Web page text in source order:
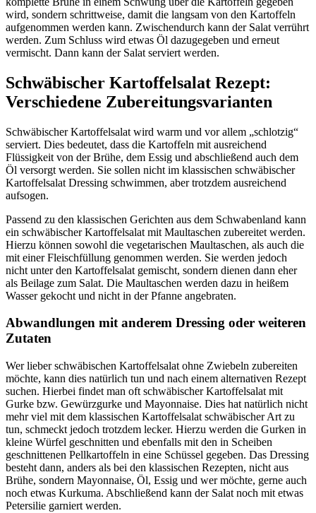
wird, sondern schrittweise, damit die langsam von den Kartoffeln
aufgenommen werden kann. Zwischendurch kann der Salat verrührt
werden. Zum Schluss wird etwas Öl dazugegeben und erneut
vermischt. Dann kann der Salat serviert werden.
Schwäbischer Kartoffelsalat Rezept:
Verschiedene Zubereitungsvarianten
Schwäbischer Kartoffelsalat wird warm und vor allem „schlotzig“
serviert. Dies bedeutet, dass die Kartoffeln mit ausreichend
Flüssigkeit von der Brühe, dem Essig und abschließend auch dem
Öl versorgt werden. Sie sollen nicht im klassischen schwäbischer
Kartoffelsalat Dressing schwimmen, aber trotzdem ausreichend
aufsogen.
Passend zu den klassischen Gerichten aus dem Schwabenland kann
ein schwäbischer Kartoffelsalat mit Maultaschen zubereitet werden.
Hierzu können sowohl die vegetarischen Maultaschen, als auch die
mit einer Fleischfüllung genommen werden. Sie werden jedoch
nicht unter den Kartoffelsalat gemischt, sondern dienen dann eher
als Beilage zum Salat. Die Maultaschen werden dazu in heißem
Wasser gekocht und nicht in der Pfanne angebraten.
Abwandlungen mit anderem Dressing oder weiteren
Zutaten
Wer lieber schwäbischen Kartoffelsalat ohne Zwiebeln zubereiten
möchte, kann dies natürlich tun und nach einem alternativen Rezept
suchen. Hierbei findet man oft schwäbischer Kartoffelsalat mit
Gurke bzw. Gewürzgurke und Mayonnaise. Dies hat natürlich nicht
mehr viel mit dem klassischen Kartoffelsalat schwäbischer Art zu
tun, schmeckt jedoch trotzdem lecker. Hierzu werden die Gurken in
kleine Würfel geschnitten und ebenfalls mit den in Scheiben
geschnittenen Pellkartoffeln in eine Schüssel gegeben. Das Dressing
besteht dann, anders als bei den klassischen Rezepten, nicht aus
Brühe, sondern Mayonnaise, Öl, Essig und wer möchte, gerne auch
noch etwas Kurkuma. Abschließend kann der Salat noch mit etwas
Petersilie garniert werden.